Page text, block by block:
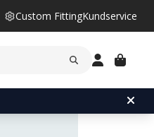
Custom FittingKundservice